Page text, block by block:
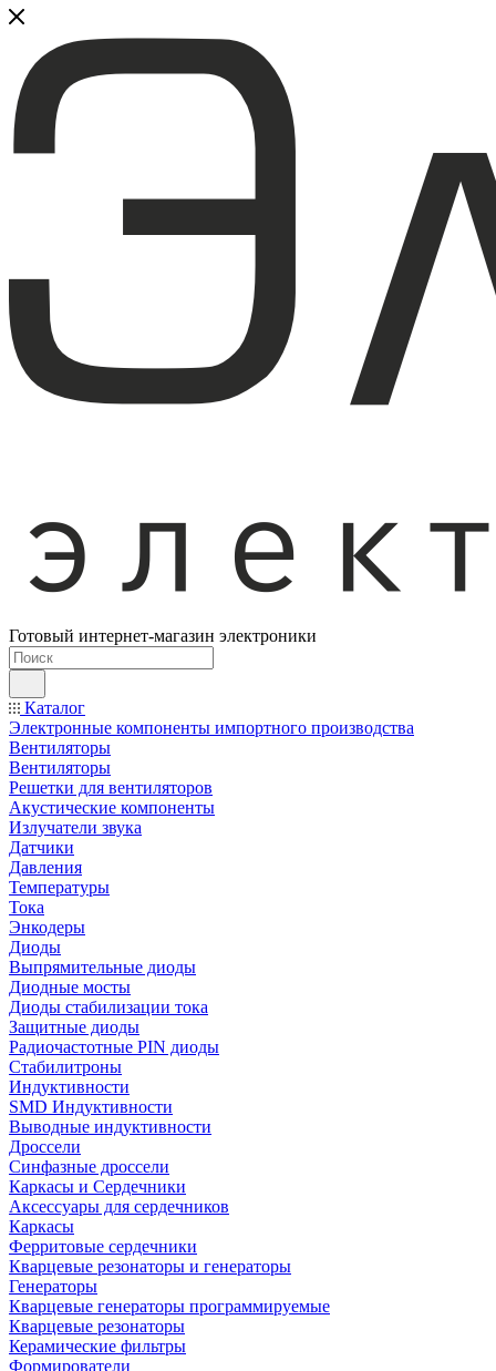
Готовый интернет-магазин электроники
Каталог
Электронные компоненты импортного производства
Вентиляторы
Вентиляторы
Решетки для вентиляторов
Акустические компоненты
Излучатели звука
Датчики
Давления
Температуры
Тока
Энкодеры
Диоды
Выпрямительные диоды
Диодные мосты
Диоды стабилизации тока
Защитные диоды
Радиочастотные PIN диоды
Стабилитроны
Индуктивности
SMD Индуктивности
Выводные индуктивности
Дроссели
Синфазные дроссели
Каркасы и Сердечники
Аксессуары для сердечников
Каркасы
Ферритовые сердечники
Кварцевые резонаторы и генераторы
Генераторы
Кварцевые генераторы программируемые
Кварцевые резонаторы
Керамические фильтры
Формирователи